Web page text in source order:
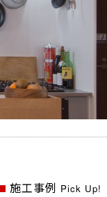
施工事例 Pick Up!